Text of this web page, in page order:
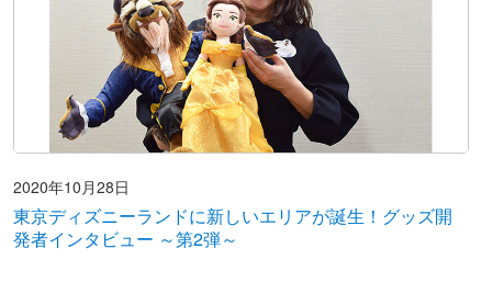
2020年10月28日
東京ディズニーランドに新しいエリアが誕生！グッズ開
発者インタビュー ～第2弾～